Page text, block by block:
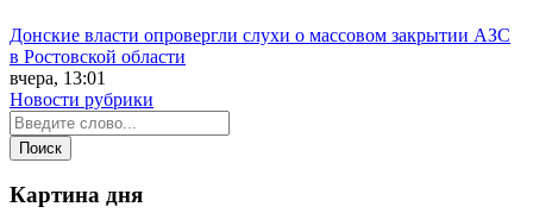
Донские власти опровергли слухи о массовом закрытии АЗС
в Ростовской области
вчера, 13:01
Новости рубрики
Картина дня